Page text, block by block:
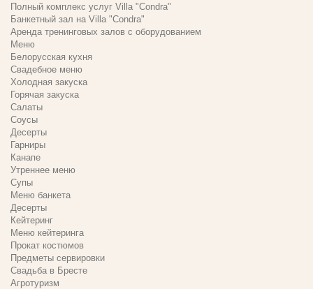
Полный комплекс услуг Villa "Condra"
Банкетный зал на Villa "Condra"
Аренда тренинговых залов с оборудованием
Меню
Белорусская кухня
Свадебное меню
Холодная закуска
Горячая закуска
Салаты
Соусы
Десерты
Гарниры
Канапе
Утреннее меню
Супы
Меню банкета
Десерты
Кейтеринг
Меню кейтеринга
Прокат костюмов
Предметы сервировки
Свадьба в Бресте
Агротуризм